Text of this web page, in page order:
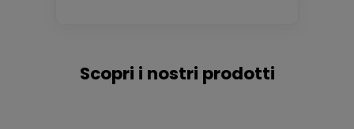
Scopri i nostri prodotti